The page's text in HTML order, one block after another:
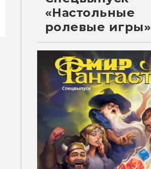
«Настольные
ролевые игры»